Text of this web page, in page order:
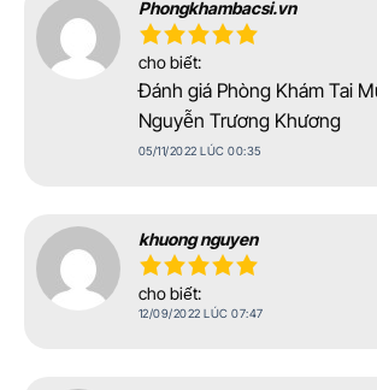
Phongkhambacsi.vn
cho biết:
Đánh giá Phòng Khám Tai
Nguyễn Trương Khương
05/11/2022 LÚC 00:35
khuong nguyen
cho biết:
12/09/2022 LÚC 07:47